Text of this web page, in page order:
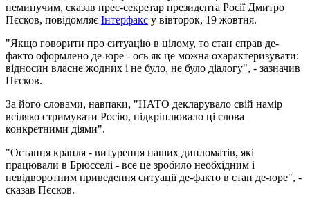
неминучим, сказав прес-секретар президента Росії Дмитро
Пєсков, повідомляє Інтерфакс у вівторок, 19 жовтня.
"Якщо говорити про ситуацію в цілому, то стан справ де-
факто оформлено де-юре - ось як це можна охарактеризувати:
відносин власне жодних і не було, не було діалогу", - зазначив
Пєсков.
За його словами, навпаки, "НАТО декларувало свій намір
всіляко стримувати Росію, підкріплювало ці слова
конкретними діями".
"Остання крапля - витурення наших дипломатів, які
працювали в Брюсселі - все це зробило необхідним і
невідворотним приведення ситуації де-факто в стан де-юре", -
сказав Пєсков.